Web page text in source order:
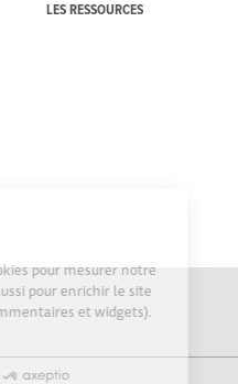
des cookies pour mesurer
mais aussi pour enrichir le
(commentaires et
certifiés par
LES RESSOURCES